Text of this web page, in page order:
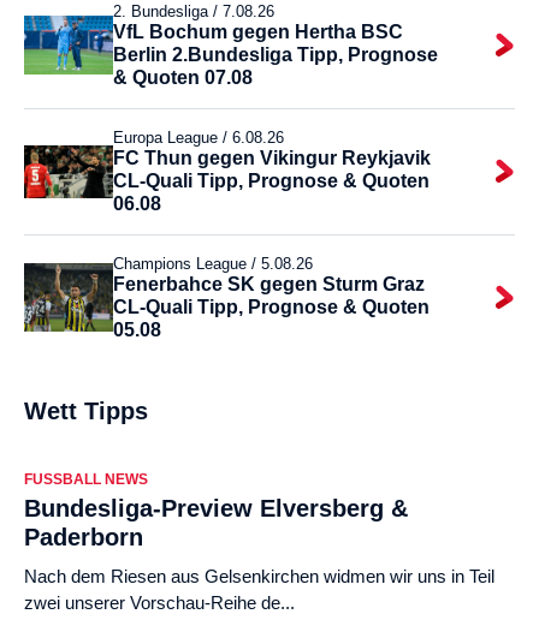
2. Bundesliga / 7.08.26
VfL Bochum gegen Hertha BSC
Berlin 2.Bundesliga Tipp, Prognose
& Quoten 07.08
Europa League / 6.08.26
FC Thun gegen Vikingur Reykjavik
CL-Quali Tipp, Prognose & Quoten
06.08
Champions League / 5.08.26
Fenerbahce SK gegen Sturm Graz
CL-Quali Tipp, Prognose & Quoten
05.08
Wett Tipps
FUSSBALL NEWS
Bundesliga-Preview Elversberg &
Paderborn
Nach dem Riesen aus Gelsenkirchen widmen wir uns in Teil
zwei unserer Vorschau-Reihe de...